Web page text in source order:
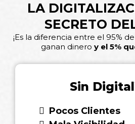
LA
SECRETO
¡Es la diferencia entre el 95%
ganan dinero y el 5%
Sin
Pocos Clientes